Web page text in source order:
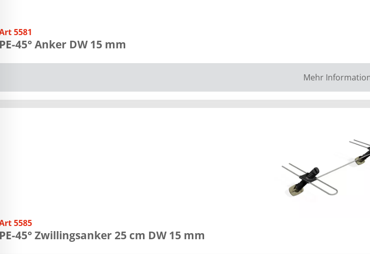
5581
45° Anker DW 15 mm
Mehr
5585
45° Zwillingsanker 25 cm DW 15 mm